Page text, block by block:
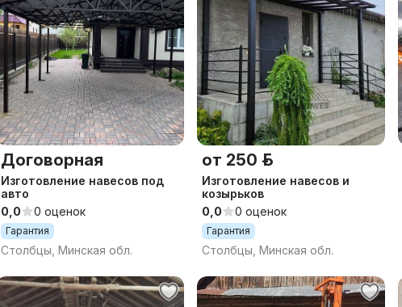
Договорная
Изготовление навесов под
авто
0,0
0 оценок
Гарантия
Столбцы, Минская обл.
от 250 р.
Изготовление навесов и
козырьков
0,0
0 оценок
Гарантия
Столбцы, Минская обл.